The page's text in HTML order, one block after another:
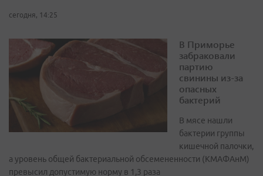
сегодня, 14:25
В Приморье
забраковали
партию
свинины из-за
опасных
бактерий
В мясе нашли
бактерии группы
кишечной палочки,
а уровень общей бактериальной обсемененности (КМАФАнМ)
превысил допустимую норму в 1,3 раза